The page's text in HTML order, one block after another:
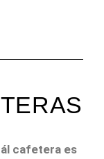
cafetera es